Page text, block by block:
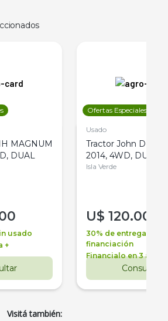
MAGNUM
DUAL
usado
+
Ofertas Especiales
Usado
Tractor John Deere
2014, 4WD, DUAL
Isla Verde
U$ 120.000
30% de entrega +
financiación
Financialo en 3 años
Consultar
Visitá también: